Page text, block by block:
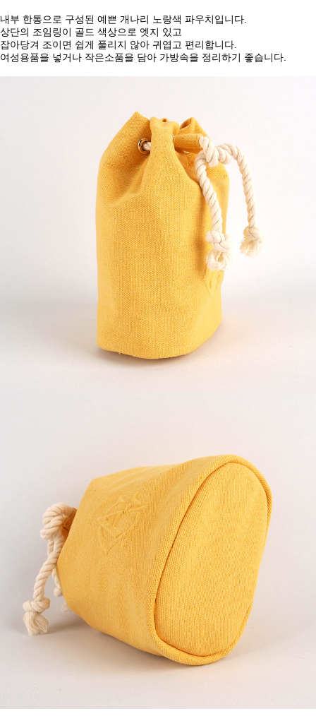
내부 한통으로 구성된 예쁜 개나리 노랑색 파우치입니다.
상단의 조임링이 골드 색상으로 엣지 있고
잡아당겨 조이면 쉽게 풀리지 않아 귀엽고 편리합니다.
여성용품을 넣거나 작은소품을 담아 가방속을 정리하기 좋습니다.